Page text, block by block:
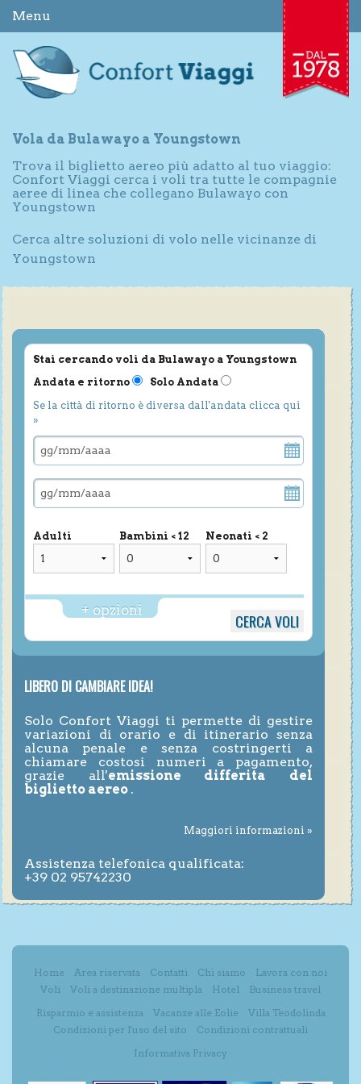
Menu
Vola da Bulawayo a Youngstown
Trova il biglietto aereo più adatto al tuo viaggio:
Confort Viaggi cerca i voli tra tutte le compagnie
aeree di linea che collegano Bulawayo con
Youngstown
Cerca altre soluzioni di volo nelle vicinanze di
Youngstown
Stai cercando voli da Bulawayo a Youngstown
Andata e ritorno
Solo Andata
Se la città di ritorno è diversa dall'andata clicca qui
»
Adulti Bambini < 12 Neonati < 2
+ opzioni
LIBERO DI CAMBIARE IDEA!
Solo Confort Viaggi ti permette di gestire
variazioni di orario e di itinerario senza
alcuna penale e senza costringerti a
chiamare costosi numeri a pagamento,
grazie all'emissione differita del
biglietto aereo .
Maggiori informazioni »
Assistenza telefonica qualificata:
+39 02 95742230
Home Area riservata Contatti Chi siamo
Lavora con noi
Voli
Voli a destinazione multipla Hotel
Business travel
Risparmio e assistenza
Vacanze alle Eolie
Villa Teodolinda
Condizioni per l'uso del sito
Condizioni contrattuali
Informativa Privacy